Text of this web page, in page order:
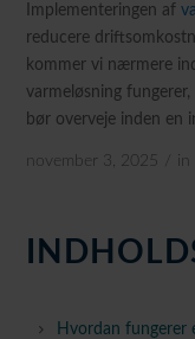
Implementeringen af
reducere
kommer vi nærmere
varmeløsning
bør overveje inden en
november 3, 2025 in
Hvordan fungerer